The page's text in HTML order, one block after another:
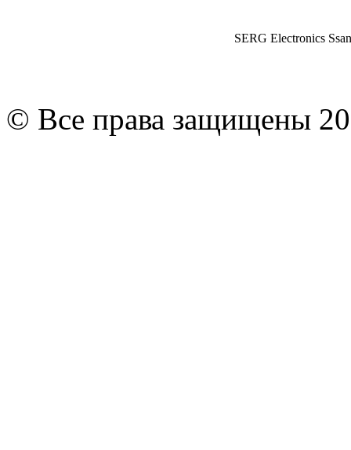
SERG Electronics
© Все права защищены